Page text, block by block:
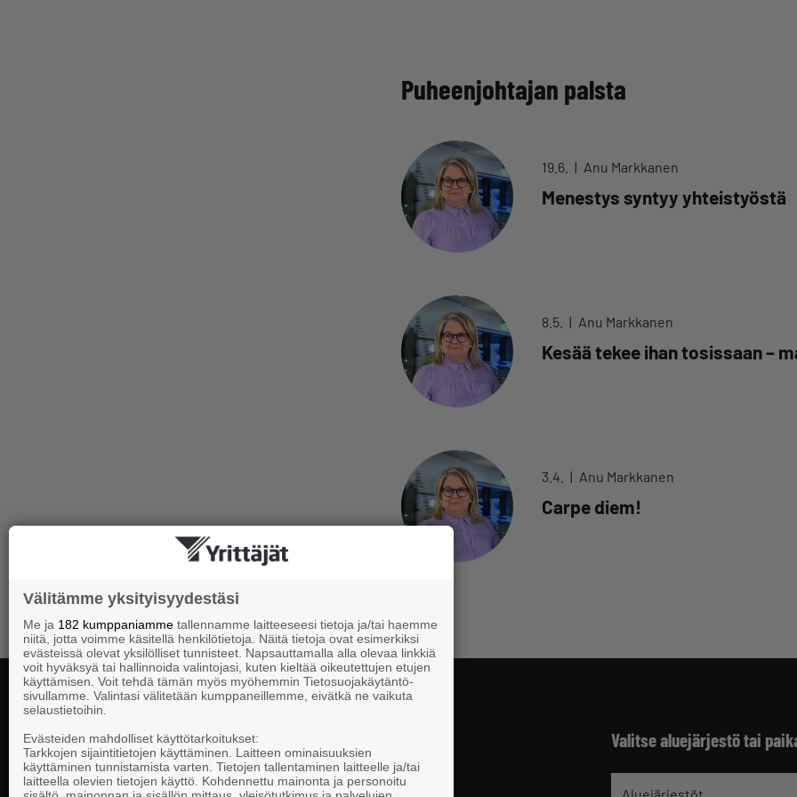
Puheenjohtajan palsta
19.6. Anu Markkanen
Menestys syntyy yhteistyöstä
8.5. Anu Markkanen
Kesää tekee ihan tosissaan –
3.4. Anu Markkanen
Carpe diem!
Suomen Yrittäjät
Valitse aluejärjestö tai
Aluejärjestöt
Välitämme yksityisyydestäsi
Me ja 182 kumppaniamme tallennamme laitteeseesi tietoja ja/tai haemme
niitä, jotta voimme käsitellä henkilötietoja. Näitä tietoja ovat esimerkiksi
evästeissä olevat yksilölliset tunnisteet. Napsauttamalla alla olevaa linkkiä
voit hyväksyä tai hallinnoida valintojasi, kuten kieltää oikeutettujen etujen
käyttämisen. Voit tehdä tämän myös myöhemmin Tietosuojakäytäntö-
sivullamme. Valintasi välitetään kumppaneillemme, eivätkä ne vaikuta
selaustietoihin.
Evästeiden mahdolliset käyttötarkoitukset:
Tarkkojen sijaintitietojen käyttäminen. Laitteen ominaisuuksien
käyttäminen tunnistamista varten. Tietojen tallentaminen laitteelle ja/tai
laitteella olevien tietojen käyttö. Kohdennettu mainonta ja personoitu